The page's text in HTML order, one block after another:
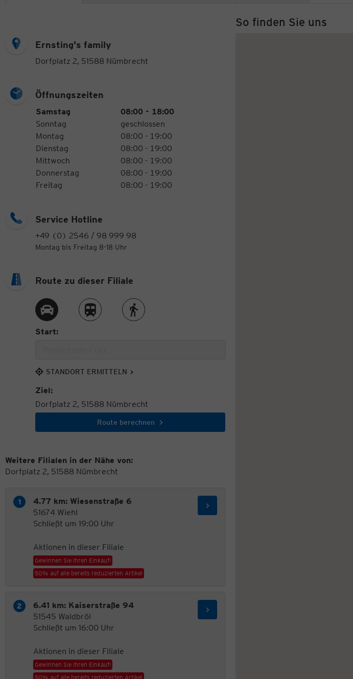
Ernsting's family
Dorfplatz 2, 51588 Nümbrecht
Öffnungszeiten
Öffnungszeiten
Wochentag
Samstag
08:00 - 18:00
Sonntag
geschlossen
Montag
08:00 - 19:00
Dienstag
08:00 - 19:00
Mittwoch
08:00 - 19:00
Donnerstag
08:00 - 19:00
Freitag
08:00 - 19:00
Service Hotline
+49 (0) 2546 / 98 999 98
Montag bis Freitag 8-18 Uhr
So finden Sie uns
Route zu dieser Filiale
Route per AutoRoute per ZugRoute zu Fuß
Start:
STANDORT ERMITTELN
Ziel:
Dorfplatz 2, 51588 Nümbrecht
Route berechnen
Weitere Filialen in der Nähe von:
Dorfplatz 2, 51588 Nümbrecht
4.77 km: Wiesenstraße 6
51674 Wiehl
Schließt um 19:00 Uhr
Aktionen in dieser Filiale
Gewinnen Sie Ihren Einkauf!
50% auf alle bereits reduzierten Artikel
6.41 km: Kaiserstraße 94
51545 Waldbröl
Schließt um 16:00 Uhr
Aktionen in dieser Filiale
Gewinnen Sie Ihren Einkauf!
50% auf alle bereits reduzierten Artikel